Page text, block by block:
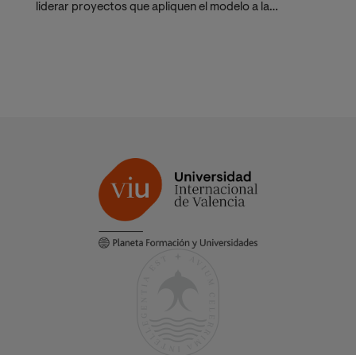
liderar proyectos que apliquen el modelo a la